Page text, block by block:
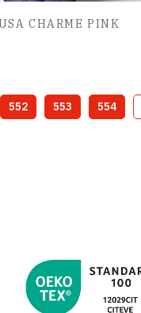
CHARME PINK
552 553 554